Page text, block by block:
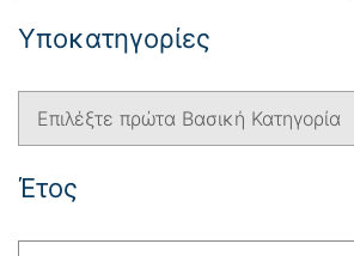
Yποκατηγορίες
Έτος